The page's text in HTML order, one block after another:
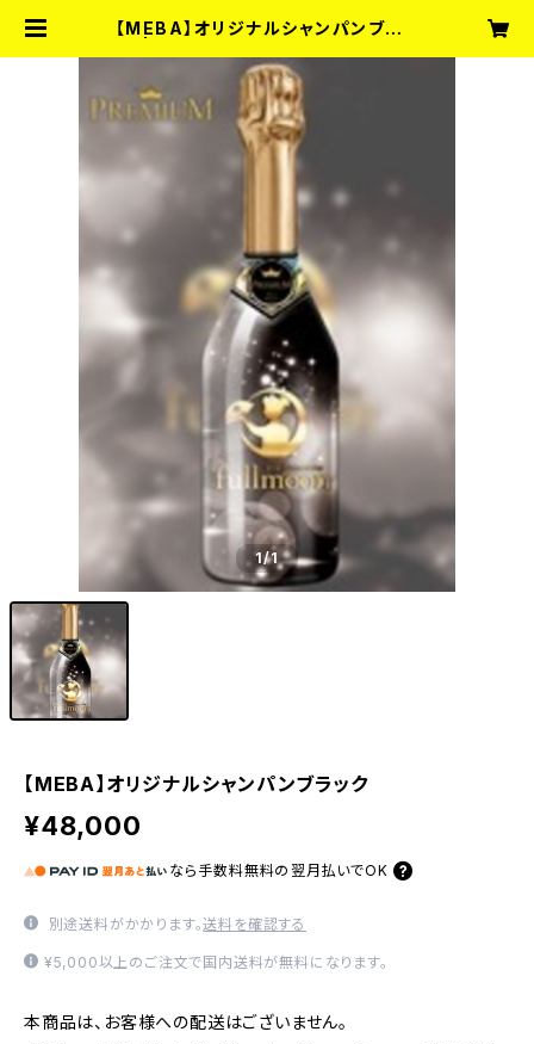
【MEBA】オリジナルシャンパンブラッ
on
1/1
【MEBA】オリジナルシャンパンブラック
¥48,000
なら 手数料無料の 翌月払いでOK
別途送料がかかります。送料を確認する
¥5,000以上のご注文で国内送料が無料になります。
本商品は、お客様への配送はございません。